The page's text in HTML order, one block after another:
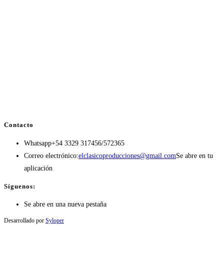
Contacto
Whatsapp+54 3329 317456/572365
Correo electrónico:elclasicoproducciones@gmail.comSe abre en tu
aplicación
Síguenos:
Se abre en una nueva pestaña
Desarrollado por Syloper